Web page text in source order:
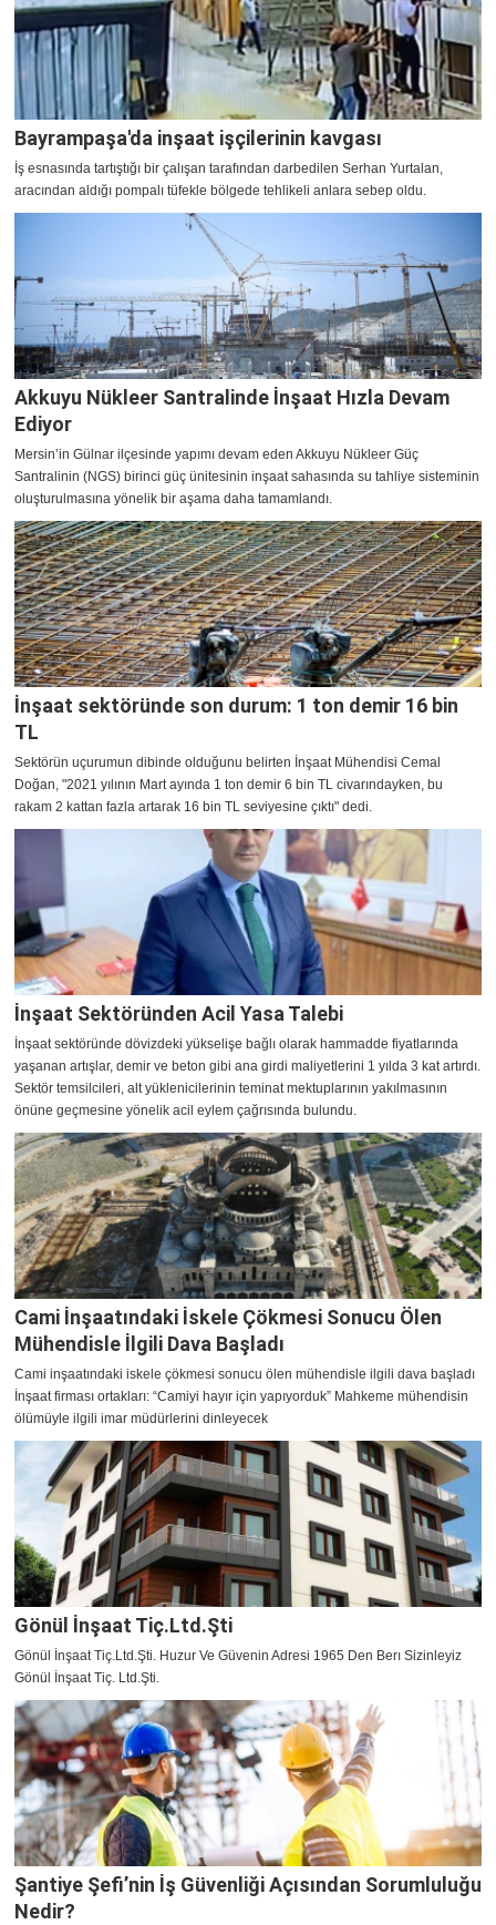
Bayrampaşa'da inşaat işçilerinin kavgası
İş esnasında tartıştığı bir çalışan tarafından darbedilen Serhan Yurtalan,
aracından aldığı pompalı tüfekle bölgede tehlikeli anlara sebep oldu.
Akkuyu Nükleer Santralinde İnşaat Hızla Devam
Ediyor
Mersin’in Gülnar ilçesinde yapımı devam eden Akkuyu Nükleer Güç
Santralinin (NGS) birinci güç ünitesinin inşaat sahasında su tahliye sisteminin
oluşturulmasına yönelik bir aşama daha tamamlandı.
İnşaat sektöründe son durum: 1 ton demir 16 bin
TL
Sektörün uçurumun dibinde olduğunu belirten İnşaat Mühendisi Cemal
Doğan, "2021 yılının Mart ayında 1 ton demir 6 bin TL civarındayken, bu
rakam 2 kattan fazla artarak 16 bin TL seviyesine çıktı" dedi.
İnşaat Sektöründen Acil Yasa Talebi
İnşaat sektöründe dövizdeki yükselişe bağlı olarak hammadde fiyatlarında
yaşanan artışlar, demir ve beton gibi ana girdi maliyetlerini 1 yılda 3 kat artırdı.
Sektör temsilcileri, alt yüklenicilerinin teminat mektuplarının yakılmasının
önüne geçmesine yönelik acil eylem çağrısında bulundu.
Cami İnşaatındaki İskele Çökmesi Sonucu Ölen
Mühendisle İlgili Dava Başladı
Cami inşaatındaki iskele çökmesi sonucu ölen mühendisle ilgili dava başladı
İnşaat firması ortakları: “Camiyi hayır için yapıyorduk” Mahkeme mühendisin
ölümüyle ilgili imar müdürlerini dinleyecek
Gönül İnşaat Tiç.Ltd.Şti
Gönül İnşaat Tiç.Ltd.Şti. Huzur Ve Güvenin Adresi 1965 Den Berı Sizinleyiz
Gönül İnşaat Tiç. Ltd.Şti.
Şantiye Şefi’nin İş Güvenliği Açısından Sorumluluğu
Nedir?